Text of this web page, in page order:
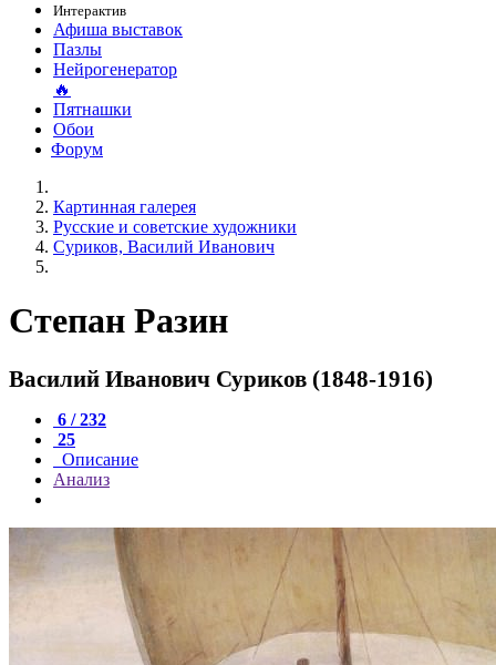
Интерактив
Афиша выставок
Пазлы
Нейрогенератор
🔥
Пятнашки
Обои
Форум
Картинная галерея
Русские и советские художники
Суриков, Василий Иванович
Степан Разин
Василий Иванович Суриков (1848-1916)
6 / 232
25
Описание
Анализ